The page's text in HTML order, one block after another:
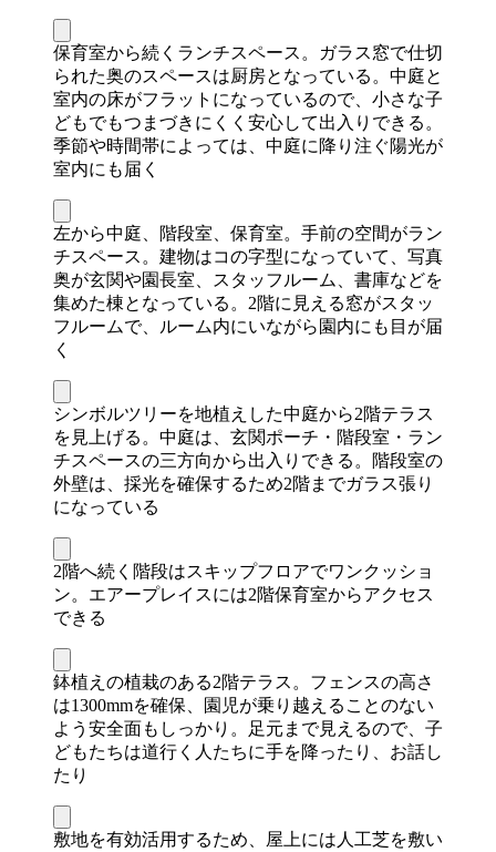
保育室から続くランチスペース。ガラス窓で仕切
られた奥のスペースは厨房となっている。中庭と
室内の床がフラットになっているので、小さな子
どもでもつまづきにくく安心して出入りできる。
季節や時間帯によっては、中庭に降り注ぐ陽光が
室内にも届く
左から中庭、階段室、保育室。手前の空間がラン
チスペース。建物はコの字型になっていて、写真
奥が玄関や園長室、スタッフルーム、書庫などを
集めた棟となっている。2階に見える窓がスタッ
フルームで、ルーム内にいながら園内にも目が届
く
シンボルツリーを地植えした中庭から2階テラス
を見上げる。中庭は、玄関ポーチ・階段室・ラン
チスペースの三方向から出入りできる。階段室の
外壁は、採光を確保するため2階までガラス張り
になっている
2階へ続く階段はスキップフロアでワンクッショ
ン。エアープレイスには2階保育室からアクセス
できる
鉢植えの植栽のある2階テラス。フェンスの高さ
は1300mmを確保、園児が乗り越えることのない
よう安全面もしっかり。足元まで見えるので、子
どもたちは道行く人たちに手を降ったり、お話し
たり
敷地を有効活用するため、屋上には人工芝を敷い